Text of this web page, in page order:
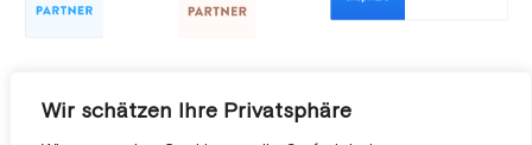
Wir schätzen Ihre Privatsphäre